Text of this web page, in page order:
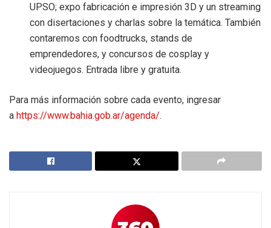
UPSO; expo fabricación e impresión 3D y un streaming
con disertaciones y charlas sobre la temática. También
contaremos con foodtrucks, stands de
emprendedores, y concursos de cosplay y
videojuegos. Entrada libre y gratuita.
Para más información sobre cada evento, ingresar
a https://www.bahia.gob.ar/agenda/.